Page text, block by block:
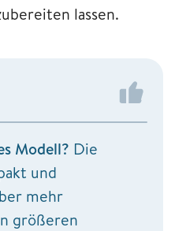
lassen.
Modell? Die
und
mehr
größeren